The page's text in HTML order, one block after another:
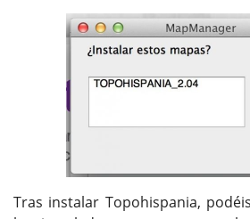
Tras instalar Topohispania,